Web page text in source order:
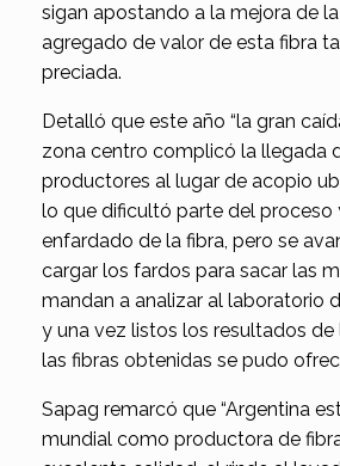
sigan apostando a la mejora de
agregado de valor de esta fibra
preciada.
Detalló que este año “la gran
zona centro complicó la llegada
productores al lugar de acopio
lo que dificultó parte del proceso
enfardado de la fibra, pero se
cargar los fardos para sacar las
mandan a analizar al laboratorio
y una vez listos los resultados
las fibras obtenidas se pudo
Sapag remarcó que “Argentina
mundial como productora de